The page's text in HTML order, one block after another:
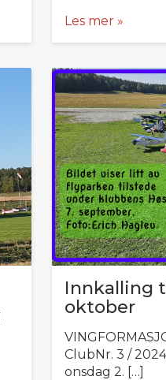
Les mer »
Innkalling
oktober
ClubNr. 3 /
onsdag 2. […]